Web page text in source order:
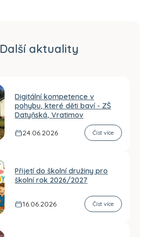
Další aktuality
Digitální kompetence v
pohybu, které děti baví - ZŠ
Datyňská, Vratimov
24.06.2026
Číst více
Přijetí do školní družiny pro
školní rok 2026/2027
16.06.2026 Číst více